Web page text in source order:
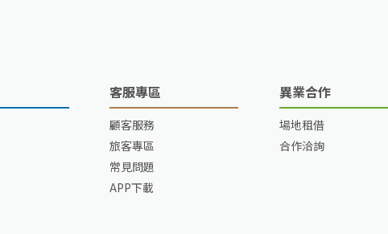
客服專區
顧客服務
旅客專區
常見問題
APP下載
異業合作
場地租借
合作洽詢